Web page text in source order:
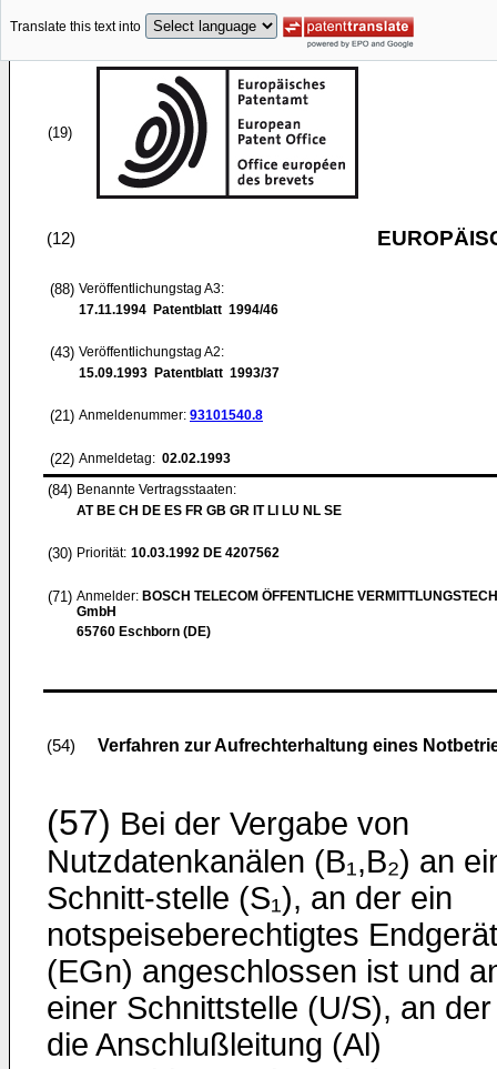
Translate this text into
(19)
(12)
(88) Veröffentlichungstag A3:
17.11.1994 Patentblatt 1994/46
(43) Veröffentlichungstag A2:
15.09.1993 Patentblatt 1993/37
(21) Anmeldenummer: 93101540.8
(22) Anmeldetag: 02.02.1993
(84) Benannte Vertragsstaaten:
AT BE CH DE ES FR GB GR IT LI LU NL SE
(30) Priorität: 10.03.1992 DE 4207562
(71) Anmelder: BOSCH TELECOM ÖFFENTLICHE
GmbH
65760 Eschborn (DE)
(54) Verfahren zur Aufrechterhaltung eines
(57) Bei der Vergabe von
Nutzdatenkanälen (B₁,B₂) an
Schnitt-stelle (S₁), an der ein
notspeiseberechtigtes Endgerät
(EGn) angeschlossen ist und
einer Schnittstelle (U/S), an der
die Anschlußleitung (Al)